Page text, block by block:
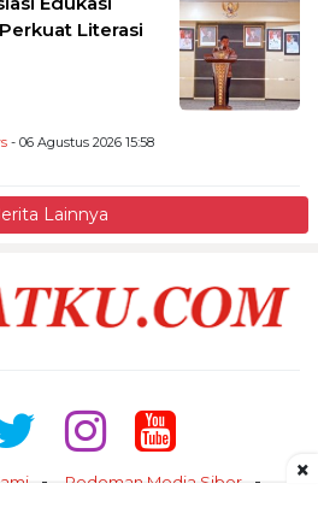
Literasi
- 06 Agustus 2026 15:58
Lainnya
Pedoman Media Siber
×